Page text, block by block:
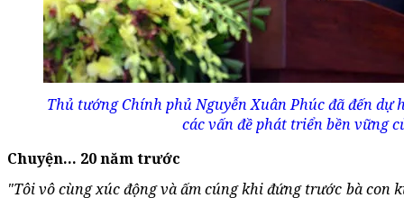
Thủ tướng Chính phủ Nguyễn Xuân Phúc đã đến dự
các vấn đề phát triển bền vững
Chuyện... 20 năm trước
"Tôi vô cùng xúc động và ấm cúng khi đứng trước bà con